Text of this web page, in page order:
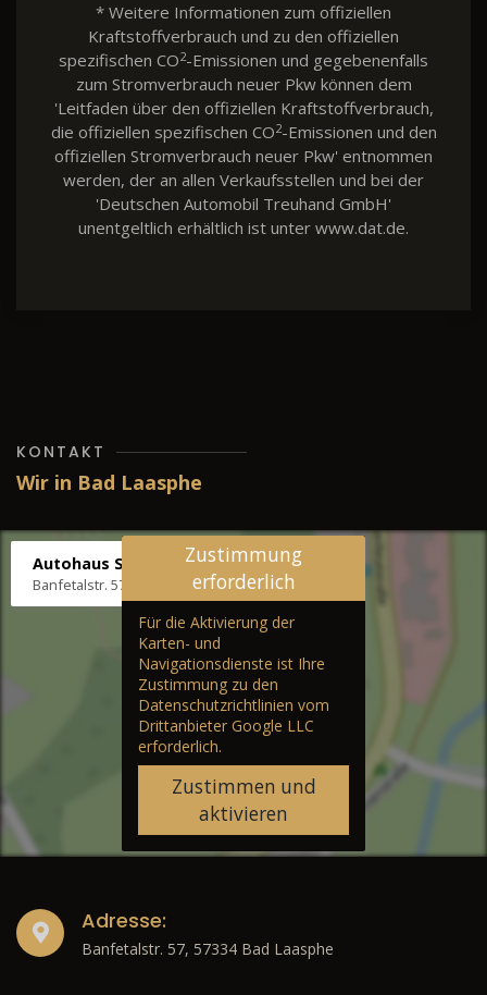
* Weitere Informationen zum offiziellen
Kraftstoffverbrauch und zu den offiziellen
spezifischen CO2-Emissionen und gegebenenfalls
zum Stromverbrauch neuer Pkw können dem
'Leitfaden über den offiziellen Kraftstoffverbrauch,
die offiziellen spezifischen CO2-Emissionen und den
offiziellen Stromverbrauch neuer Pkw' entnommen
werden, der an allen Verkaufsstellen und bei der
'Deutschen Automobil Treuhand GmbH'
unentgeltlich erhältlich ist unter www.dat.de.
KONTAKT
Wir in Bad Laasphe
Autohaus Stenger
Banfetalstr. 57, 57334 Bad Laasphe
Zustimmung
erforderlich
Für die Aktivierung der
Karten- und
Navigationsdienste ist Ihre
Zustimmung zu den
Datenschutzrichtlinien vom
Drittanbieter Google LLC
erforderlich.
Zustimmen und
aktivieren
Adresse:
Banfetalstr. 57, 57334 Bad Laasphe